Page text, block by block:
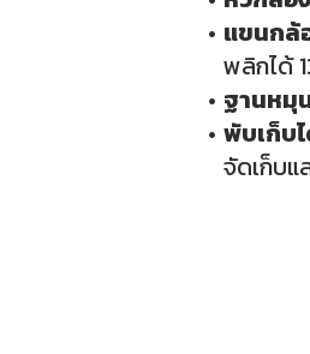
แขนกล้
พลิกได้
ฐานหมุ
พับเก็บ
จัดเก็บแ